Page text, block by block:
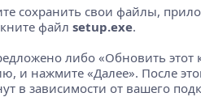
сохранить свои файлы,
файл setup.exe.
либо «Обновить
и нажмите «Далее». После
в зависимости от вашего